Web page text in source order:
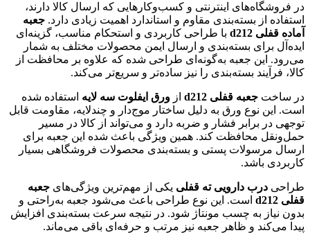
در فروشگاه‌های اینترنتی و کسب‌وکارهایی که ارسال کالا دارند،
استفاده از بسته‌بندی مقاوم و استاندارد اهمیت زیادی دارد. جعبه
آماده قفلی d212
با طراحی کاربردی و استحکام مناسب، گزینه‌ای
ایده‌آل برای بسته‌بندی و ارسال ایمن محصولات مختلف به شمار
می‌رود. این جعبه به‌گونه‌ای طراحی شده که علاوه بر محافظت از
کالا، فرآیند بسته‌بندی را نیز ساده‌تر و سریع‌تر می‌کند.
در ساخت جعبه قفلی d212 از ورق ایفلوت سه لایه استفاده شده
است. این نوع ورق به دلیل ساختار موج‌دار و چندلایه، مقاومت قابل
توجهی در برابر فشار و ضربه دارد و می‌تواند از کالا در مسیر
حمل‌ونقل محافظت کند. همین ویژگی باعث شده این جعبه برای
ارسال مرسولات پستی و بسته‌بندی محصولات فروشگاهی بسیار
کاربردی باشد.
طراحی درب دارویی ته قفلی یکی از مهم‌ترین ویژگی‌های جعبه
قفلی d212
است. این نوع طراحی باعث می‌شود جعبه به‌راحتی و
بدون نیاز به چسب مونتاژ شود. در نتیجه سرعت بسته‌بندی افزایش
پیدا می‌کند و ظاهر جعبه نیز مرتب و حرفه‌ای باقی می‌ماند.